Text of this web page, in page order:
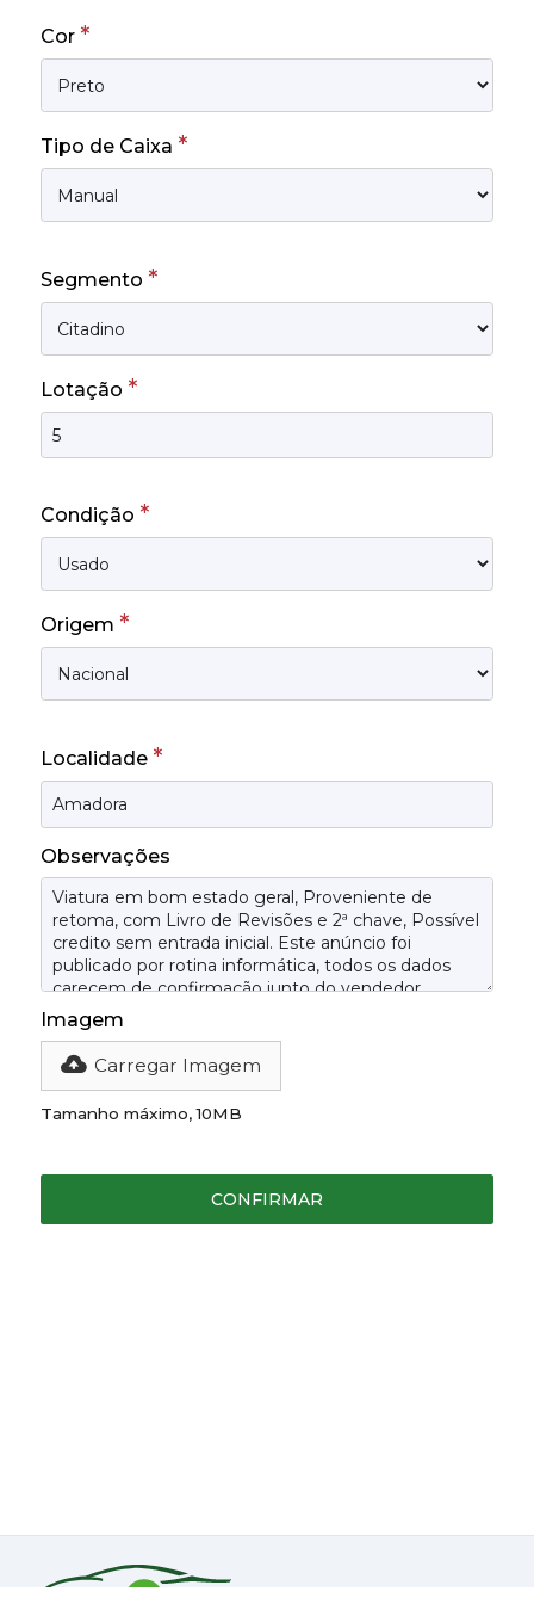
Cor *
Tipo de Caixa *
Segmento *
Lotação *
Condição *
Origem *
Localidade *
Observações
Imagem
Carregar Imagem
Tamanho máximo, 10MB